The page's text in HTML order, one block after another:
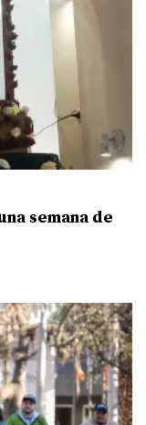
semana de